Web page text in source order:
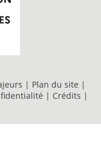
| Plan du site |
| Crédits |